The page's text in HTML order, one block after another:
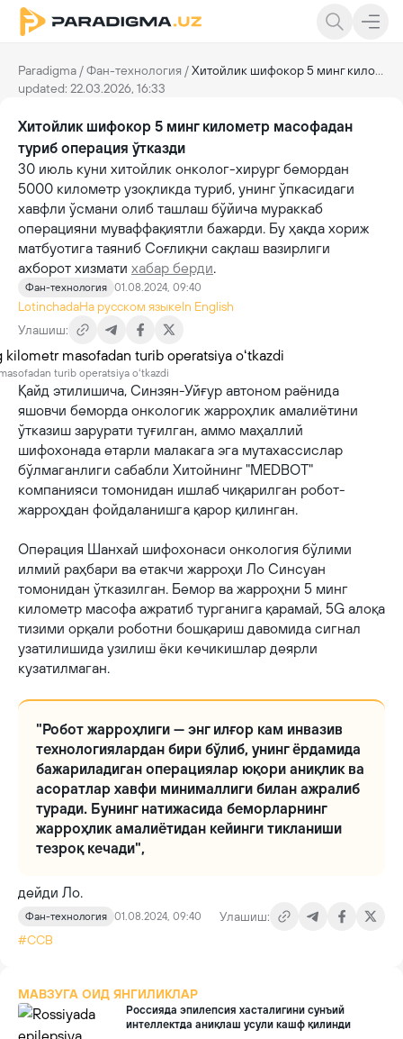
Paradigma /Фан-технология /Хитойлик шифокор 5 минг километр масофадан туриб операция ўтказди
updated: 22.03.2026, 16:33
Хитойлик шифокор 5 минг километр масофадан
туриб операция ўтказди
30 июль куни хитойлик онколог-хирург бемордан
5000 километр узоқликда туриб, унинг ўпкасидаги
хавфли ўсмани олиб ташлаш бўйича мураккаб
операцияни муваффақиятли бажарди. Бу ҳақда хориж
матбуотига таяниб Соғлиқни сақлаш вазирлиги
ахборот хизмати хабар берди.
Фан-технология 01.08.2024, 09:40
LotinchadaНа русском языкеIn English
Улашиш:
turib operatsiya oʻtkazdi
Қайд этилишича, Синзян-Уйғур автоном раёнида
яшовчи беморда онкологик жарроҳлик амалиётини
ўтказиш зарурати туғилган, аммо маҳаллий
шифохонада етарли малакага эга мутахассислар
бўлмаганлиги сабабли Хитойнинг "MEDBOT"
компанияси томонидан ишлаб чиқарилган робот-
жарроҳдан фойдаланишга қарор қилинган.
Операция Шанхай шифохонаси онкология бўлими
илмий раҳбари ва етакчи жарроҳи Ло Синсуан
томонидан ўтказилган. Бемор ва жарроҳни 5 минг
километр масофа ажратиб турганига қарамай, 5G алоқа
тизими орқали роботни бошқариш давомида сигнал
узатилишида узилиш ёки кечикишлар деярли
кузатилмаган.
"Робот жарроҳлиги — энг илғор кам инвазив
технологиялардан бири бўлиб, унинг ёрдамида
бажариладиган операциялар юқори аниқлик ва
асоратлар хавфи минималлиги билан ажралиб
туради. Бунинг натижасида беморларнинг
жарроҳлик амалиётидан кейинги тикланиши
тезроқ кечади",
дейди Ло.
Фан-технология 01.08.2024, 09:40
Улашиш:
#ССВ
МАВЗУГА ОИД ЯНГИЛИКЛАР
Россияда эпилепсия хасталигини сунъий
интеллектда аниқлаш усули кашф қилинди